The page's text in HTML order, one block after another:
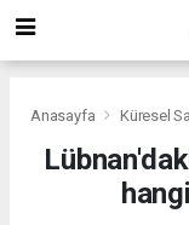
Anasayfa Küresel